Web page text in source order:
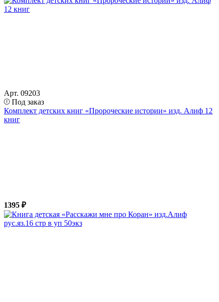
Арт. 09203
Под заказ
Комплект детских книг «Пророческие истории» изд. Алиф 12
книг
1395 ₽